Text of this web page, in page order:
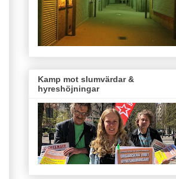
Kamp mot slumvärdar &
hyreshöjningar